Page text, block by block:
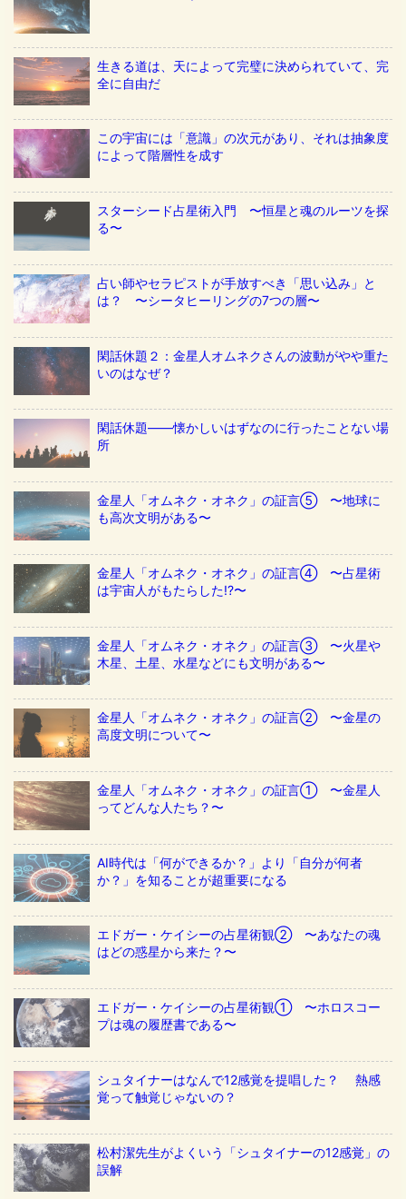
生きる道は、天によって完璧に決められていて、完
全に自由だ
この宇宙には「意識」の次元があり、それは抽象度
によって階層性を成す
スターシード占星術入門 〜恒星と魂のルーツを探
る〜
占い師やセラピストが手放すべき「思い込み」と
は？ 〜シータヒーリングの7つの層〜
閑話休題２：金星人オムネクさんの波動がやや重た
いのはなぜ？
閑話休題——懐かしいはずなのに行ったことない場
所
金星人「オムネク・オネク」の証言⑤ 〜地球に
も高次文明がある〜
金星人「オムネク・オネク」の証言④ 〜占星術
は宇宙人がもたらした!?〜
金星人「オムネク・オネク」の証言③ 〜火星や
木星、土星、水星などにも文明がある〜
金星人「オムネク・オネク」の証言② 〜金星の
高度文明について〜
金星人「オムネク・オネク」の証言① 〜金星人
ってどんな人たち？〜
AI時代は「何ができるか？」より「自分が何者
か？」を知ることが超重要になる
エドガー・ケイシーの占星術観② 〜あなたの魂
はどの惑星から来た？〜
エドガー・ケイシーの占星術観① 〜ホロスコー
プは魂の履歴書である〜
シュタイナーはなんで12感覚を提唱した？ 熱感
覚って触覚じゃないの？
松村潔先生がよくいう「シュタイナーの12感覚」の
誤解